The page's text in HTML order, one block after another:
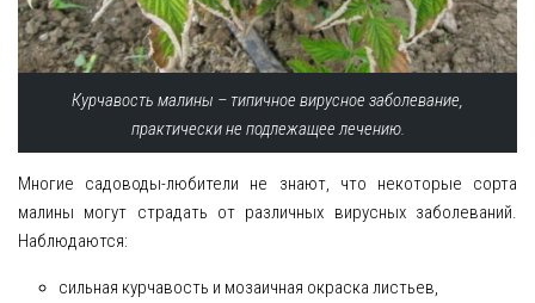
Курчавость малины – типичное вирусное заболевание,
практически не подлежащее лечению.
Многие садоводы-любители не знают, что некоторые сорта
малины могут страдать от различных вирусных заболеваний.
Наблюдаются:
сильная курчавость и мозаичная окраска листьев,